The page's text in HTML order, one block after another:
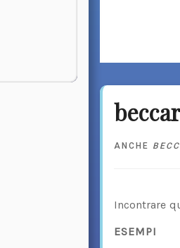
ANCHE
Incontrare
ESEMPI